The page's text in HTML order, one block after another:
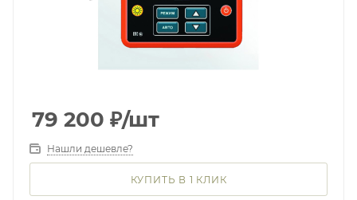
79 200 ₽/шт
Нашли дешевле?
КУПИТЬ В 1 КЛИК